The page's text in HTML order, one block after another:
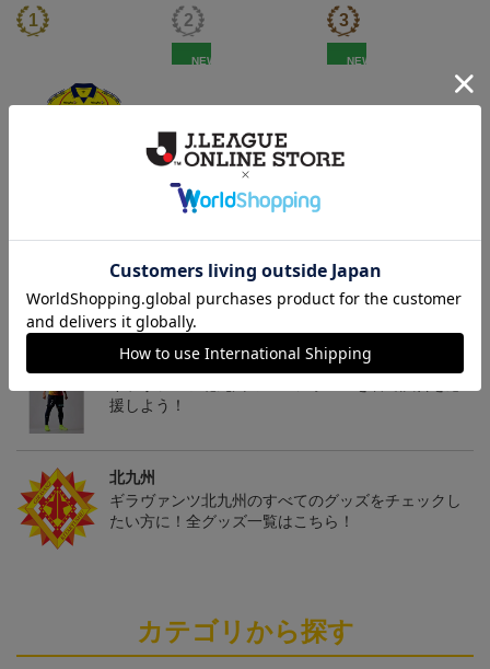
安田J3リーグ」オーセン
ティックユニフォームFP
NEW
マワリ タオルマフラー
NEW
カチュウ タオルマフラー
トピックス
北九州
援しよう！
北九州
ギラヴァンツ北九州のすべてのグッズをチェックし
たい方に！全グッズ一覧はこちら！
カテゴリから探す